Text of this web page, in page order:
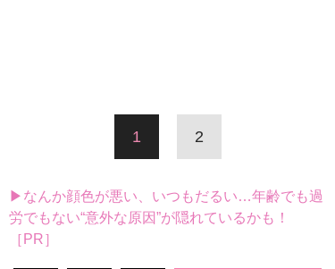
1 2
▶なんか顔色が悪い、いつもだるい…年齢でも過
労でもない“意外な原因”が隠れているかも！
［PR］